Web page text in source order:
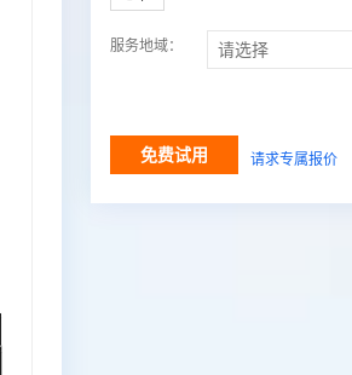
服务地域：
免费试用 请求专属报价